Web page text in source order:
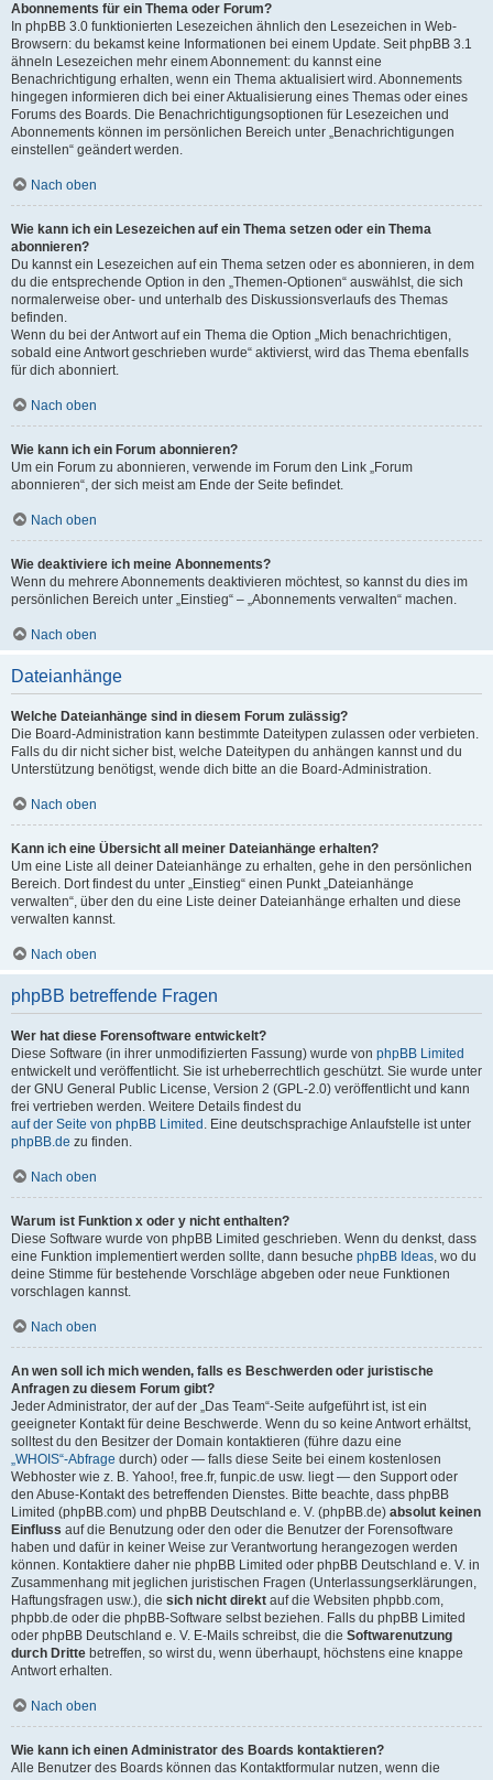
Abonnements für ein Thema oder Forum?
In phpBB 3.0 funktionierten Lesezeichen ähnlich den Lesezeichen in Web-
Browsern: du bekamst keine Informationen bei einem Update. Seit phpBB 3.1
ähneln Lesezeichen mehr einem Abonnement: du kannst eine
Benachrichtigung erhalten, wenn ein Thema aktualisiert wird. Abonnements
hingegen informieren dich bei einer Aktualisierung eines Themas oder eines
Forums des Boards. Die Benachrichtigungsoptionen für Lesezeichen und
Abonnements können im persönlichen Bereich unter „Benachrichtigungen
einstellen“ geändert werden.
Nach oben
Wie kann ich ein Lesezeichen auf ein Thema setzen oder ein Thema
abonnieren?
Du kannst ein Lesezeichen auf ein Thema setzen oder es abonnieren, in dem
du die entsprechende Option in den „Themen-Optionen“ auswählst, die sich
normalerweise ober- und unterhalb des Diskussionsverlaufs des Themas
befinden.
Wenn du bei der Antwort auf ein Thema die Option „Mich benachrichtigen,
sobald eine Antwort geschrieben wurde“ aktivierst, wird das Thema ebenfalls
für dich abonniert.
Nach oben
Wie kann ich ein Forum abonnieren?
Um ein Forum zu abonnieren, verwende im Forum den Link „Forum
abonnieren“, der sich meist am Ende der Seite befindet.
Nach oben
Wie deaktiviere ich meine Abonnements?
Wenn du mehrere Abonnements deaktivieren möchtest, so kannst du dies im
persönlichen Bereich unter „Einstieg“ – „Abonnements verwalten“ machen.
Nach oben
Dateianhänge
Welche Dateianhänge sind in diesem Forum zulässig?
Die Board-Administration kann bestimmte Dateitypen zulassen oder verbieten.
Falls du dir nicht sicher bist, welche Dateitypen du anhängen kannst und du
Unterstützung benötigst, wende dich bitte an die Board-Administration.
Nach oben
Kann ich eine Übersicht all meiner Dateianhänge erhalten?
Um eine Liste all deiner Dateianhänge zu erhalten, gehe in den persönlichen
Bereich. Dort findest du unter „Einstieg“ einen Punkt „Dateianhänge
verwalten“, über den du eine Liste deiner Dateianhänge erhalten und diese
verwalten kannst.
Nach oben
phpBB betreffende Fragen
Wer hat diese Forensoftware entwickelt?
Diese Software (in ihrer unmodifizierten Fassung) wurde von phpBB Limited
entwickelt und veröffentlicht. Sie ist urheberrechtlich geschützt. Sie wurde unter
der GNU General Public License, Version 2 (GPL-2.0) veröffentlicht und kann
frei vertrieben werden. Weitere Details findest du
auf der Seite von phpBB Limited . Eine deutschsprachige Anlaufstelle ist unter
phpBB.de zu finden.
Nach oben
Warum ist Funktion x oder y nicht enthalten?
Diese Software wurde von phpBB Limited geschrieben. Wenn du denkst, dass
eine Funktion implementiert werden sollte, dann besuche phpBB Ideas, wo du
deine Stimme für bestehende Vorschläge abgeben oder neue Funktionen
vorschlagen kannst.
Nach oben
An wen soll ich mich wenden, falls es Beschwerden oder juristische
Anfragen zu diesem Forum gibt?
Jeder Administrator, der auf der „Das Team“-Seite aufgeführt ist, ist ein
geeigneter Kontakt für deine Beschwerde. Wenn du so keine Antwort erhältst,
solltest du den Besitzer der Domain kontaktieren (führe dazu eine
„WHOIS“-Abfrage durch) oder — falls diese Seite bei einem kostenlosen
Webhoster wie z. B. Yahoo!, free.fr, funpic.de usw. liegt — den Support oder
den Abuse-Kontakt des betreffenden Dienstes. Bitte beachte, dass phpBB
Limited (phpBB.com) und phpBB Deutschland e. V. (phpBB.de) absolut keinen
Einfluss auf die Benutzung oder den oder die Benutzer der Forensoftware
haben und dafür in keiner Weise zur Verantwortung herangezogen werden
können. Kontaktiere daher nie phpBB Limited oder phpBB Deutschland e. V. in
Zusammenhang mit jeglichen juristischen Fragen (Unterlassungserklärungen,
Haftungsfragen usw.), die sich nicht direkt auf die Websiten phpbb.com,
phpbb.de oder die phpBB-Software selbst beziehen. Falls du phpBB Limited
oder phpBB Deutschland e. V. E-Mails schreibst, die die Softwarenutzung
durch Dritte betreffen, so wirst du, wenn überhaupt, höchstens eine knappe
Antwort erhalten.
Nach oben
Wie kann ich einen Administrator des Boards kontaktieren?
Alle Benutzer des Boards können das Kontaktformular nutzen, wenn die